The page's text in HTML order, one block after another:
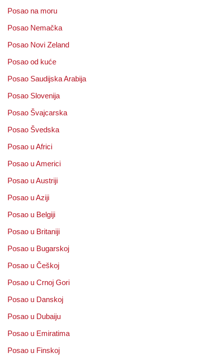
Posao na moru
Posao Nemačka
Posao Novi Zeland
Posao od kuće
Posao Saudijska Arabija
Posao Slovenija
Posao Švajcarska
Posao Švedska
Posao u Africi
Posao u Americi
Posao u Austriji
Posao u Aziji
Posao u Belgiji
Posao u Britaniji
Posao u Bugarskoj
Posao u Češkoj
Posao u Crnoj Gori
Posao u Danskoj
Posao u Dubaiju
Posao u Emiratima
Posao u Finskoj